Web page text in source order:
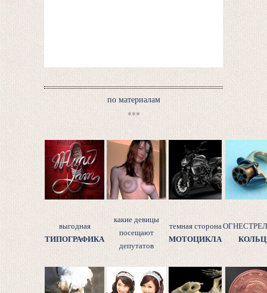
по материалам
***
выгодная
ТИПОГРАФИКА
какие девицы
посещают
депутатов
темная сторона
МОТОЦИКЛА